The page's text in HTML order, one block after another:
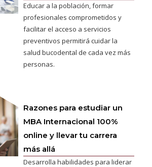
Educar a la población, formar
profesionales comprometidos y
facilitar el acceso a servicios
preventivos permitirá cuidar la
salud bucodental de cada vez más
personas.
Razones para estudiar un
MBA Internacional 100%
online y llevar tu carrera
más allá
Desarrolla habilidades para liderar